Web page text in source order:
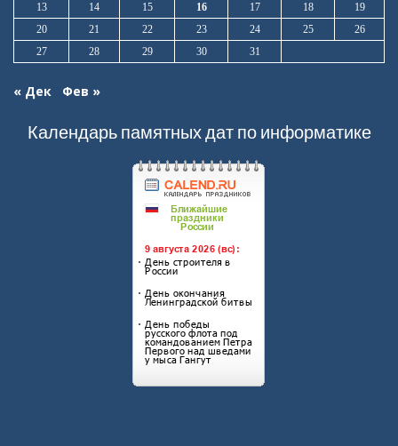
13
14 15 16 17 18
19
20
21 22 23 24 25
26
27
28 29 30 31
« Дек Фев »
Календарь памятных дат по информатике